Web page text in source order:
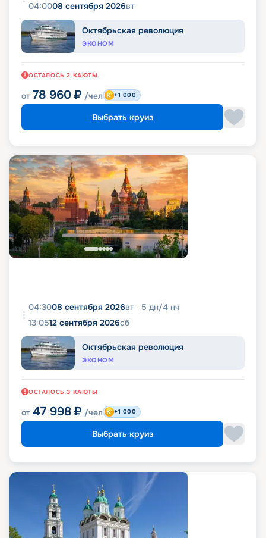
04:0008 сентября 2026вт
Октябрьская революция
ЭКОНОМ
ОСТАЛОСЬ 2 КАЮТЫ
от 78 960 ₽ /чел +1 000
Выбрать круиз
04:3008 сентября 2026вт 5 дн/4 нч
13:0512 сентября 2026сб
Октябрьская революция
ЭКОНОМ
ОСТАЛОСЬ 3 КАЮТЫ
от 47 998 ₽ /чел +1 000
Выбрать круиз